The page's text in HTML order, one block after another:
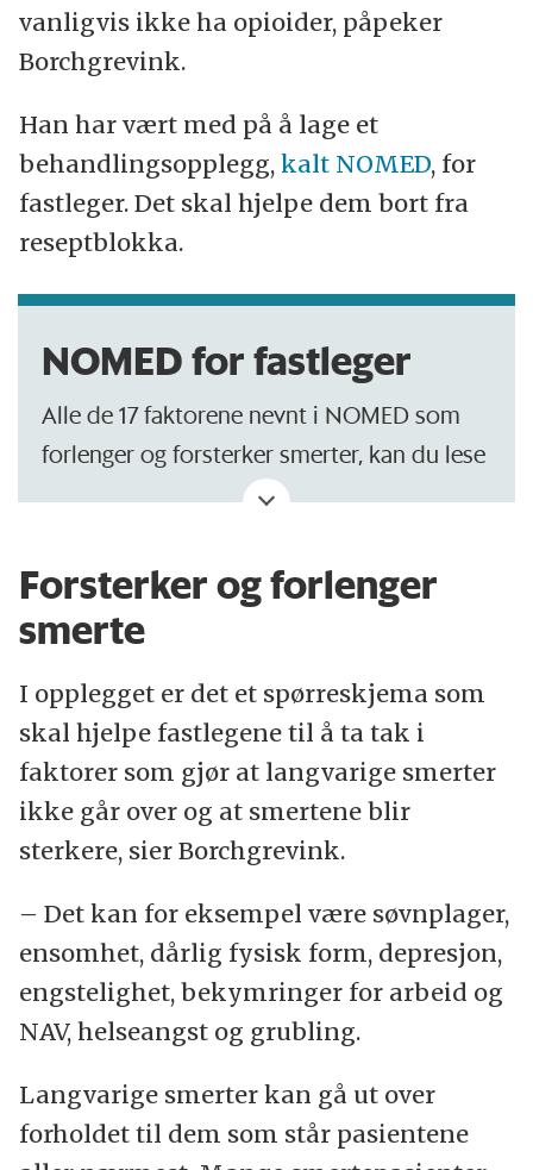
vanligvis ikke ha opioider, påpeker
Borchgrevink.
Han har vært med på å lage et
behandlingsopplegg,kalt NOMED, for
fastleger. Det skal hjelpe dem bort fra
reseptblokka.
NOMED for fastleger
Alle de 17 faktorene nevnt i NOMED som
forlenger og forsterker smerter, kan du lese
smertenettverk.no
fysioterapeuter har samarbeidet om, er lagt
inn i Norsk elektronisk legehåndbok. Det er
tilgang til.
En spørreundersøkelse blant 70 fastleger
som har blitt kurset i å bruke opplegget,
viser at de ønsker å ta det i bruk.
Petter Christian Borchgrevink håper at de
kan få til et forskningsprosjekt på effekten,
selv om det er komplisert å sette opp en
god studie på dette.
Forsterker og forlenger
smerte
I opplegget er det et spørreskjema som
skal hjelpe fastlegene til å ta tak i
faktorer som gjør at langvarige smerter
ikke går over og at smertene blir
sterkere, sier Borchgrevink.
– Det kan for eksempel være søvnplager,
ensomhet, dårlig fysisk form, depresjon,
engstelighet, bekymringer for arbeid og
NAV, helseangst og grubling.
Langvarige smerter kan gå ut over
forholdet til dem som står pasientene